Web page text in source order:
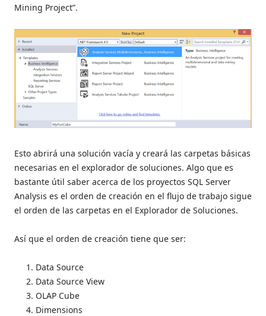
Mining Project”.
Esto abrirá una solución vacía y creará las carpetas básicas
necesarias en el explorador de soluciones. Algo que es
bastante útil saber acerca de los proyectos SQL Server
Analysis es el orden de creación en el flujo de trabajo sigue
el orden de las carpetas en el Explorador de Soluciones.
Así que el orden de creación tiene que ser:
Data Source
Data Source View
OLAP Cube
Dimensions